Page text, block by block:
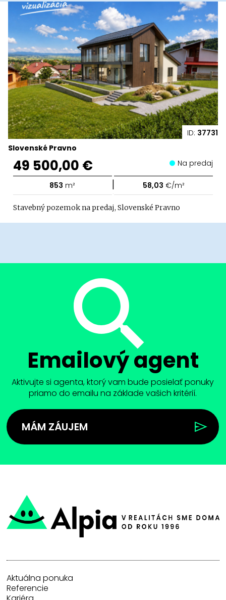
ID: 37731
Slovenské Pravno
49 500,00 € Na predaj
853 m² | 58,03 €/m²
Stavebný pozemok na predaj, Slovenské Pravno
Emailový agent
Aktivujte si agenta, ktorý vam bude posielať ponuky
priamo do emailu na základe vašich kritérií.
MÁM ZÁUJEM
Aktuálna ponuka
Referencie